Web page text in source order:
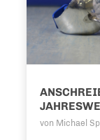
von Michael